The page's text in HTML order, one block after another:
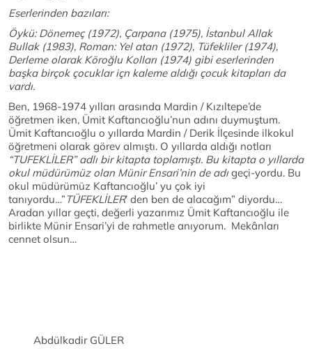
Eserlerinden bazıları:
Öykü: Dönemeç (1972), Çarpana (1975), İstanbul Allak
Bullak (1983), Roman: Yel atan (1972), Tüfekliler (1974),
Derleme olarak Köroğlu Kolları (1974) gibi eserlerinden
başka birçok çocuklar içn kaleme aldığı çocuk kitapları da
vardı.
Ben, 1968-1974 yılları arasında Mardin / Kızıltepe’de
öğretmen iken, Ümit Kaftancıoğlu’nun adını duymuştum.
Ümit Kaftancıoğlu o yıllarda Mardin / Derik İlçesinde ilkokul
öğretmeni olarak görev almıştı. O yıllarda aldığı notları
“TUFEKLİLER” adlı bir kitapta toplamıştı. Bu kitapta o yıllarda
okul müdürümüz olan Münir Ensari’nin de adı geçi-yordu. Bu
okul müdürümüz Kaftancıoğlu’ yu çok iyi
tanıyordu…”TÜFEKLİLER’ den ben de alacağım” diyordu…
Aradan yıllar geçti, değerli yazarımız Ümit Kaftancıoğlu ile
birlikte Münir Ensari’yi de rahmetle anıyorum. Mekânları
cennet olsun…
Abdülkadir GÜLER